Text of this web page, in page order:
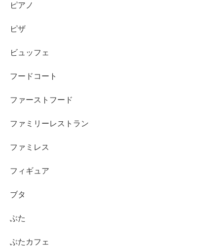
ピアノ
ピザ
ビュッフェ
フードコート
ファーストフード
ファミリーレストラン
ファミレス
フィギュア
ブタ
ぶた
ぶたカフェ